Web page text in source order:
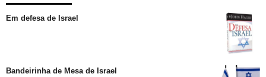
Em defesa de Israel
Bandeirinha de Mesa de Israel